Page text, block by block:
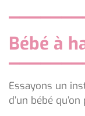
Bébé à
Essayons un
d’un bébé